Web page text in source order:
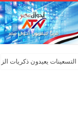
يعيدون ذكريات